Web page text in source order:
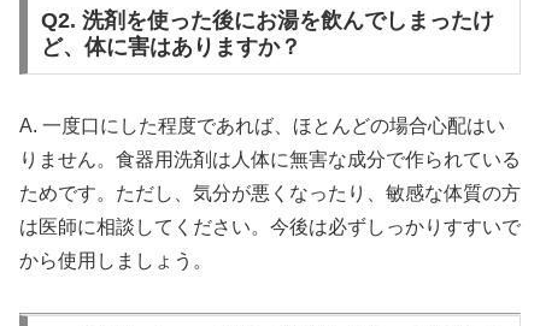
Q2. 洗剤を使った後にお湯を飲んでしまったけ
ど、体に害はありますか？
A. 一度口にした程度であれば、ほとんどの場合心配はい
りません。食器用洗剤は人体に無害な成分で作られている
ためです。ただし、気分が悪くなったり、敏感な体質の方
は医師に相談してください。今後は必ずしっかりすすいで
から使用しましょう。